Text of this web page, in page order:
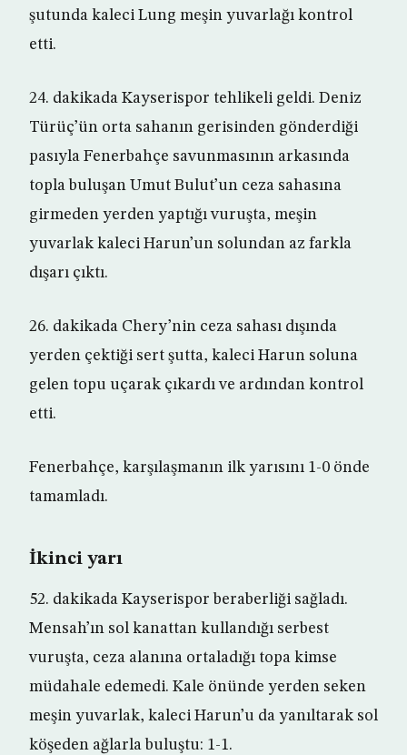
şutunda kaleci Lung meşin yuvarlağı kontrol
etti.
24. dakikada Kayserispor tehlikeli geldi. Deniz
Türüç’ün orta sahanın gerisinden gönderdiği
pasıyla Fenerbahçe savunmasının arkasında
topla buluşan Umut Bulut’un ceza sahasına
girmeden yerden yaptığı vuruşta, meşin
yuvarlak kaleci Harun’un solundan az farkla
dışarı çıktı.
26. dakikada Chery’nin ceza sahası dışında
yerden çektiği sert şutta, kaleci Harun soluna
gelen topu uçarak çıkardı ve ardından kontrol
etti.
Fenerbahçe, karşılaşmanın ilk yarısını 1-0 önde
tamamladı.
İkinci yarı
52. dakikada Kayserispor beraberliği sağladı.
Mensah’ın sol kanattan kullandığı serbest
vuruşta, ceza alanına ortaladığı topa kimse
müdahale edemedi. Kale önünde yerden seken
meşin yuvarlak, kaleci Harun’u da yanıltarak sol
köşeden ağlarla buluştu: 1-1.